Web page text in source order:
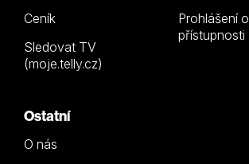
Ceník
Sledovat TV
(moje.telly.cz)
Prohlášení o
přístupnosti
Ostatní
O nás